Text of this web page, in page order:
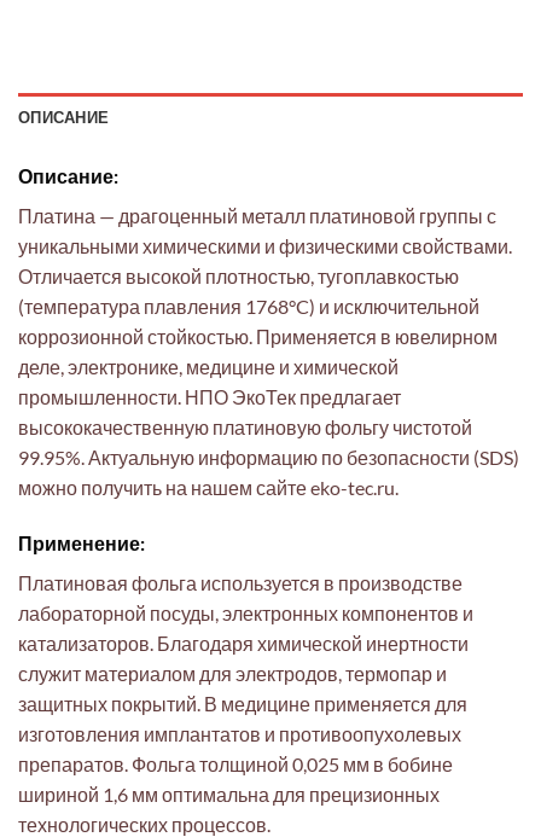
ОПИСАНИЕ
Описание:
Платина — драгоценный металл платиновой группы с
уникальными химическими и физическими свойствами.
Отличается высокой плотностью, тугоплавкостью
(температура плавления 1768°C) и исключительной
коррозионной стойкостью. Применяется в ювелирном
деле, электронике, медицине и химической
промышленности. НПО ЭкоТек предлагает
высококачественную платиновую фольгу чистотой
99.95%. Актуальную информацию по безопасности (SDS)
можно получить на нашем сайте eko-tec.ru.
Применение:
Платиновая фольга используется в производстве
лабораторной посуды, электронных компонентов и
катализаторов. Благодаря химической инертности
служит материалом для электродов, термопар и
защитных покрытий. В медицине применяется для
изготовления имплантатов и противоопухолевых
препаратов. Фольга толщиной 0,025 мм в бобине
шириной 1,6 мм оптимальна для прецизионных
технологических процессов.